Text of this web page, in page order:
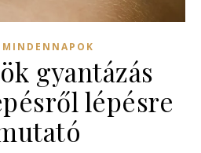
MINDENNAPOK
gyantázás
lépésre